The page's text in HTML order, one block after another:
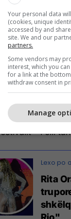
në
"Future
ishin
– i cili
Rita
Your personal data
(cookies, unique
accessed by and
site. We and our
partners.
Some vendors may
interest, which you
for a link at the
withdraw consent in
Manage